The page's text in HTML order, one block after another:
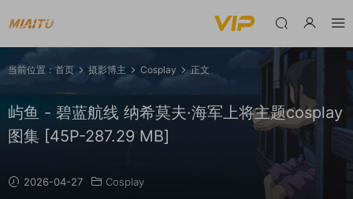
当前位置： 首页 摄影博主 Cosplay 正文
屿鱼 - 碧蓝航线 纳希莫夫·海军上将主题cosplay
图集 [45P-287.29 MB]
2026-04-27 Cosplay